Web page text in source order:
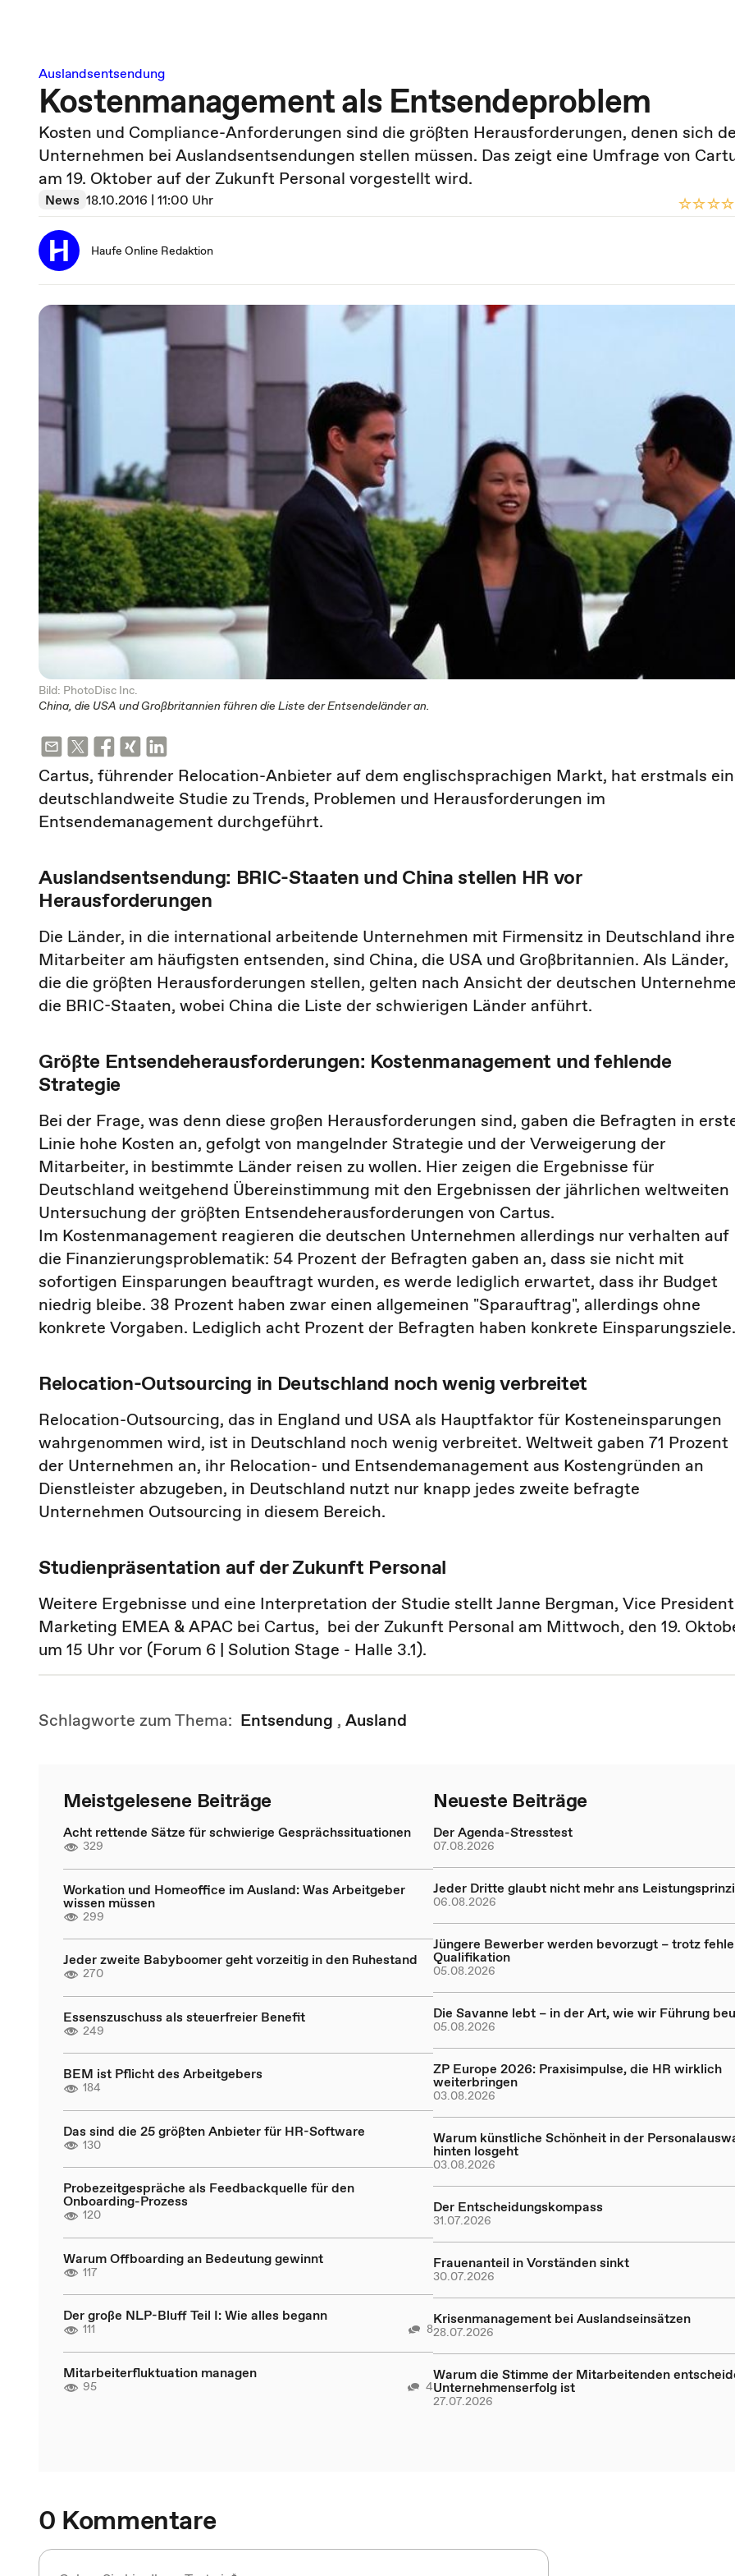
Auslandsentsendung
Kostenmanagement als Entsendeproblem
Kosten und Compliance-Anforderungen sind die größten Herausforderungen, denen sich
Unternehmen bei Auslandsentsendungen stellen müssen. Das zeigt eine Umfrage von
am 19. Oktober auf der Zukunft Personal vorgestellt wird.
News 18.10.2016 | 11:00 Uhr
Haufe Online Redaktion
Bild: PhotoDisc Inc.
China, die USA und Großbritannien führen die Liste der Entsendeländer an.
Cartus, führender Relocation-Anbieter auf dem englischsprachigen Markt, hat erstmals
deutschlandweite Studie zu Trends, Problemen und Herausforderungen im
Entsendemanagement durchgeführt.
Auslandsentsendung: BRIC-Staaten und China stellen HR vor
Herausforderungen
Die Länder, in die international arbeitende Unternehmen mit Firmensitz in Deutschland ihre
Mitarbeiter am häufigsten entsenden, sind China, die USA und Großbritannien. Als Länder,
die die größten Herausforderungen stellen, gelten nach Ansicht der deutschen
die BRIC-Staaten, wobei China die Liste der schwierigen Länder anführt.
Größte Entsendeherausforderungen: Kostenmanagement und fehlende
Strategie
Bei der Frage, was denn diese großen Herausforderungen sind, gaben die Befragten in
Linie hohe Kosten an, gefolgt von mangelnder Strategie und der Verweigerung der
Mitarbeiter, in bestimmte Länder reisen zu wollen. Hier zeigen die Ergebnisse für
Deutschland weitgehend Übereinstimmung mit den Ergebnissen der jährlichen weltweiten
Untersuchung der größten Entsendeherausforderungen von Cartus.
Im Kostenmanagement reagieren die deutschen Unternehmen allerdings nur verhalten auf
die Finanzierungsproblematik: 54 Prozent der Befragten gaben an, dass sie nicht mit
sofortigen Einsparungen beauftragt wurden, es werde lediglich erwartet, dass ihr Budget
niedrig bleibe. 38 Prozent haben zwar einen allgemeinen "Sparauftrag", allerdings ohne
konkrete Vorgaben. Lediglich acht Prozent der Befragten haben konkrete Einsparungsziele.
Relocation-Outsourcing in Deutschland noch wenig verbreitet
Relocation-Outsourcing, das in England und USA als Hauptfaktor für Kosteneinsparungen
wahrgenommen wird, ist in Deutschland noch wenig verbreitet. Weltweit gaben 71 Prozent
der Unternehmen an, ihr Relocation- und Entsendemanagement aus Kostengründen an
Dienstleister abzugeben, in Deutschland nutzt nur knapp jedes zweite befragte
Unternehmen Outsourcing in diesem Bereich.
Studienpräsentation auf der Zukunft Personal
Weitere Ergebnisse und eine Interpretation der Studie stellt Janne Bergman, Vice
Marketing EMEA & APAC bei Cartus, bei der Zukunft Personal am Mittwoch, den 19.
um 15 Uhr vor (Forum 6 | Solution Stage - Halle 3.1).
Schlagworte zum Thema: Entsendung , Ausland
Meistgelesene Beiträge
Acht rettende Sätze für schwierige Gesprächssituationen
329
Workation und Homeoffice im Ausland: Was Arbeitgeber
wissen müssen
299
Jeder zweite Babyboomer geht vorzeitig in den Ruhestand
270
Essenszuschuss als steuerfreier Benefit
249
BEM ist Pflicht des Arbeitgebers
184
Das sind die 25 größten Anbieter für HR-Software
130
Probezeitgespräche als Feedbackquelle für den
Onboarding-Prozess
120
Warum Offboarding an Bedeutung gewinnt
117
Der große NLP-Bluff Teil I: Wie alles begann
111 8
Mitarbeiterfluktuation managen
95 4
Neueste Beiträge
Der Agenda-Stresstest
07.08.2026
Jeder Dritte glaubt nicht mehr ans
06.08.2026
Jüngere Bewerber werden bevorzugt – trotz
Qualifikation
05.08.2026
Die Savanne lebt – in der Art, wie wir Führung
05.08.2026
ZP Europe 2026: Praxisimpulse, die HR wirklich
weiterbringen
03.08.2026
Warum künstliche Schönheit in der
hinten losgeht
03.08.2026
Der Entscheidungskompass
31.07.2026
Frauenanteil in Vorständen sinkt
30.07.2026
Krisenmanagement bei Auslandseinsätzen
28.07.2026
Warum die Stimme der Mitarbeitenden
Unternehmenserfolg ist
27.07.2026
0 Kommentare